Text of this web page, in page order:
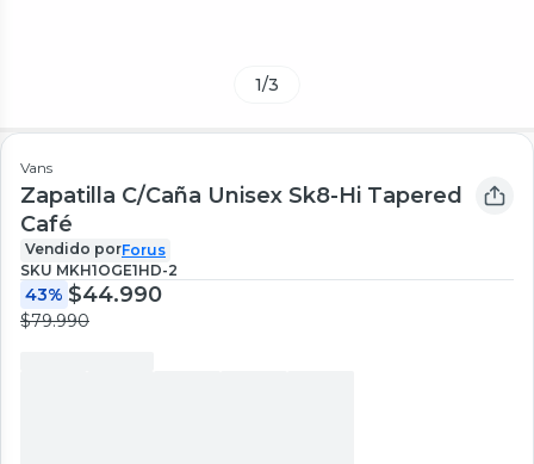
1/3
Vans
Zapatilla C/Caña Unisex Sk8-Hi Tapered
Café
Vendido porForus
SKU MKH1OGE1HD-2
43% $44.990
$79.990